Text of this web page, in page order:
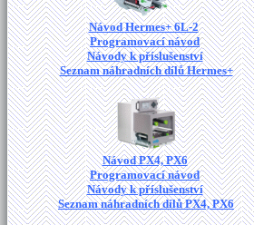
Návod Hermes+ 6L-2
Programovací návod
Návody k příslušenství
Seznam náhradních dílů Hermes+
Návod PX4, PX6
Programovací návod
Návody k příslušenství
Seznam náhradních dílů PX4, PX6